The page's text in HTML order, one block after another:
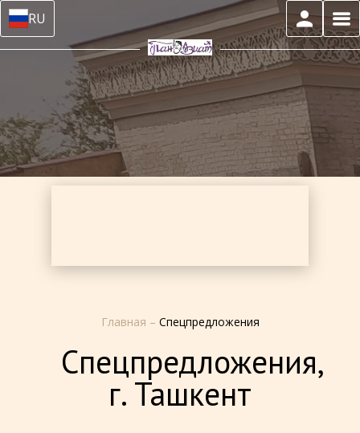
RU
Главная – Спецпредложения
Спецпредложения,
г. Ташкент